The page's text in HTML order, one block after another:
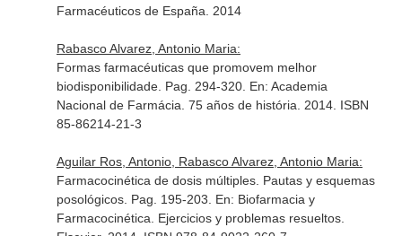
Farmacéuticos de España. 2014
Rabasco Alvarez, Antonio Maria:
Formas farmacéuticas que promovem melhor
biodisponibilidade. Pag. 294-320. En: Academia
Nacional de Farmácia. 75 años de história . 2014. ISBN
85-86214-21-3
Aguilar Ros, Antonio, Rabasco Alvarez, Antonio Maria:
Farmacocinética de dosis múltiples. Pautas y esquemas
posológicos. Pag. 195-203. En: Biofarmacia y
Farmacocinética. Ejercicios y problemas resueltos.